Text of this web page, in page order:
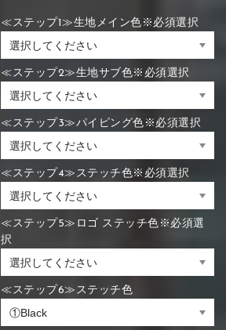
≪ステップ1≫生地メイン色※必須選択
≪ステップ2≫生地サブ色※必須選択
≪ステップ3≫パイピング色※必須選択
≪ステップ4≫ステッチ色※必須選択
≪ステップ5≫ロゴ ステッチ色※必須選
択
≪ステップ6≫ステッチ色